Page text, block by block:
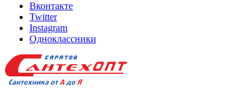
Вконтакте
Twitter
Instagram
Одноклассники